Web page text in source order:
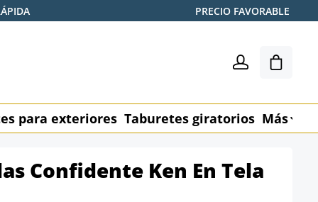
PRECIO FAVORABLE
El
para exteriores Taburetes giratorios Más
Confidente Ken En Tela